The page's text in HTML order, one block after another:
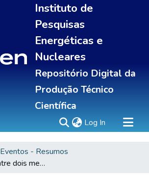
Instituto de
Pesquisas
Energéticas e
Nucleares
Repositório Digital da
Produção Técnico
Científica
Log In (current)
Eventos - Resumos
Comparacao entre dois metodos numericos da simulacao do fluxo de calor na solidificacao de lingotes V.A.R